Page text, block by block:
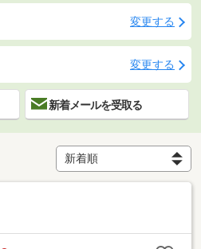
変更する
変更する
新着メールを受取る